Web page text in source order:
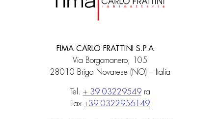
FIMA CARLO FRATTINI S.P.A.
Via Borgomanero, 105
28010 Briga Novarese (NO) – Italia
Tel. + 39 03229549ra
Fax +39 0322956149